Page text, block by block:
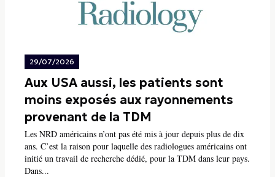
29/07/2026
Aux USA aussi, les patients sont
moins exposés aux rayonnements
provenant de la TDM
Les NRD américains n’ont pas été mis à jour depuis plus de dix
ans. C’est la raison pour laquelle des radiologues américains ont
initié un travail de recherche dédié, pour la TDM dans leur pays.
Dans...